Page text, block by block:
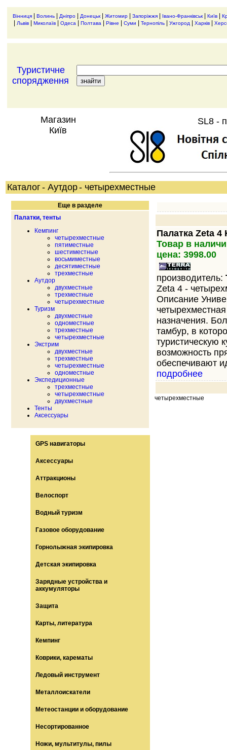
Вінниця Волинь Дніпро Донецьк| Житомир Запоріжжя Івано-Франківськ| Київ
Львів Миколаїв Одеса Полтава Рівне Суми Тернопіль Ужгород Харків
Туристичне
спорядження
Магазин
Київ
SL8 -
Каталог - Аутдор- четырехместные
Еще в разделе
Палатки, тенты
Кемпинг
четырехместные
пятиместные
шестиместные
восьмиместные
десятиместные
трехместные
Аутдор
двухместные
трехместные
четырехместные
Туризм
двухместные
одноместные
трехместные
четырехместные
Экстрим
двухместные
трехместные
четырехместные
одноместные
Экспедиционные
трехместные
четырехместные
двухместные
Тенты
Аксессуары
GPS навигаторы
Аксессуары
Аттракционы
Велоспорт
Водный туризм
Газовое оборудование
Горнолыжная экипировка
Детская экипировка
Зарядные устройства и
аккумуляторы
Защита
Карты, литература
Кемпинг
Коврики, карематы
Ледовый инструмент
Металлоискатели
Метеостанции и оборудование
Несортированное
Ножи, мультитулы, пилы
Палатка Zeta 4
Товар в
цена: 3998.00
производитель:
Zeta 4 -
Описание
назначения.
тамбур, в
туристическую
возможность
обеспечивают
подробнее
четырехместные